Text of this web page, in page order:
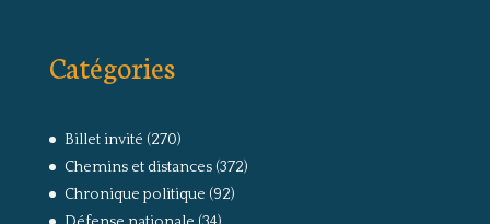
Catégories
Billet invité (270)
Chemins et distances(372)
Chronique politique (92)